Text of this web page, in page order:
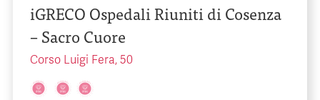
iGRECO Ospedali Riuniti di Cosenza
– Sacro Cuore
Corso Luigi Fera, 50